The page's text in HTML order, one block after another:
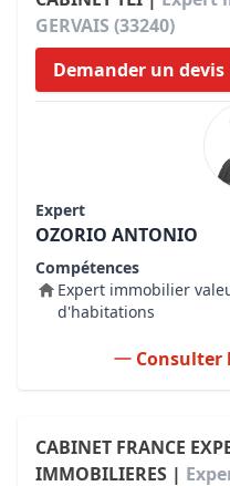
GERVAIS (33240)
Demander un devis
Expert
OZORIO ANTONIO
Compétences
Expert immobilier
d'habitations
Consulter
CABINET FRANCE
IMMOBILIERES |